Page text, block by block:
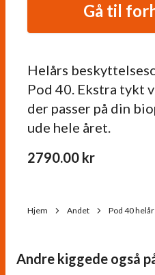
Helårs
Pod 40. Ekstra tykt
der passer på din
ude hele året.
2790.00 kr
Gå til
Hjem Andet Pod 40
Andre kiggede også